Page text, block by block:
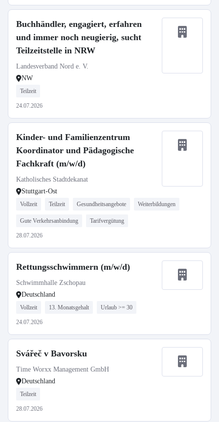
Buchhändler, engagiert, erfahren
und immer noch neugierig, sucht
Teilzeitstelle in NRW
Landesverband Nord e. V.
NW
Teilzeit
24.07.2026
Kinder- und Familienzentrum
Koordinator und Pädagogische
Fachkraft (m/w/d)
Katholisches Stadtdekanat
Stuttgart-Ost
Vollzeit Teilzeit Gesundheitsangebote Weiterbildungen
Gute Verkehrsanbindung Tarifvergütung
28.07.2026
Rettungsschwimmern (m/w/d)
Schwimmhalle Zschopau
Deutschland
Vollzeit 13. Monatsgehalt Urlaub >= 30
24.07.2026
Svářeč v Bavorsku
Time Worxx Management GmbH
Deutschland
Teilzeit
28.07.2026